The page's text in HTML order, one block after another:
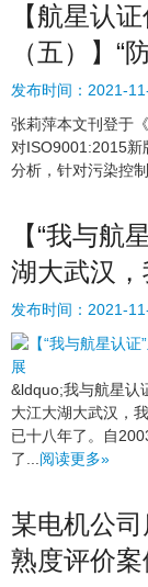
【航星认
（五）】“
发布时间： 2021-
张莉萍本文刊登于
对ISO9001:2015新
分析，针对污染控
【“我与航
湖大武汉
发布时间： 2021-
&ldquo;我与航星认
大江大湖大武汉，
已十八年了。自
了...阅读更多»
某电机公
熟度评价案